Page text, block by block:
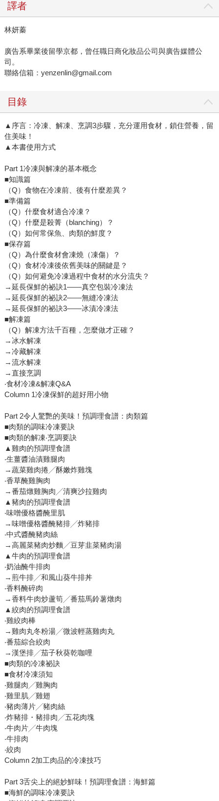
譯者
林妍蓁
廣告系畢業後留學京都，曾任職日商化妝品公司與廣告媒體公
司。
聯絡信箱：yenzenlin@gmail.com
目錄
▲序言：冷凍、解凍、烹調3步驟，充分運用食材，鎖住營養，留
住美味！
▲本書使用方式
Part 1冷凍與解凍的基本概念
■知識篇
（Q）食物在冷凍前、後有什麼差異？
■準備篇
（Q）什麼食材適合冷凍？
（Q）什麼是殺菁（blanching）？
（Q）如何常保魚、肉類的鮮度？
■保存篇
（Q）為什麼食材會凍燒（凍傷）？
（Q）食材冷凍後依舊美味的關鍵是？
（Q）如何避免冷凍過程中食材的水分流失？
→延長保鮮的祕訣1——真空包裝冷凍法
→延長保鮮的祕訣2——無縫冷凍法
→延長保鮮的祕訣3——冰漬冷凍法
■解凍篇
（Q）解凍方法千百種，怎麼做才正確？
→冰水解凍
→冷藏解凍
→流水解凍
→直接烹調
‧食材冷凍&解凍Q&A
Column 1冷凍保鮮的超好用小物
Part 2令人驚艷的美味！預調理食譜：肉類篇
■肉類的調味冷凍要訣
■肉類的解凍‧烹調要訣
▲雞肉的預調理食譜
‧生薑醬油漬雞腿肉
→蔬菜雞肉捲╱酥嫩炸雞塊
‧香草醃雞胸肉
→番茄燉雞胸肉╱清爽沙拉雞肉
▲豬肉的預調理食譜
‧味噌優格醬醃里肌
→味噌優格醬醃豬排╱炸豬排
‧中式醬醃豬肉絲
→高麗菜豬肉炒麵╱豆芽韭菜豬肉湯
▲牛肉的預調理食譜
‧奶油醃牛排肉
→煎牛排╱和風山葵牛排丼
‧香料醃碎肉
→香料牛肉炒蘆筍╱番茄馬鈴薯燉肉
▲絞肉的預調理食譜
‧雞絞肉棒
→雞肉丸冬粉湯╱微波輕蒸雞肉丸
‧番茄綜合絞肉
→漢堡排╱茄子秋葵乾咖哩
■肉類的冷凍祕訣
■食材冷凍須知
‧雞腿肉╱雞胸肉
‧雞里肌╱雞翅
‧豬肉薄片╱豬肉絲
‧炸豬排・豬排肉╱五花肉塊
‧牛肉片╱牛肉塊
‧牛排肉
‧絞肉
Column 2加工肉品的冷凍技巧
Part 3舌尖上的絕妙鮮味！預調理食譜：海鮮篇
■海鮮的調味冷凍要訣